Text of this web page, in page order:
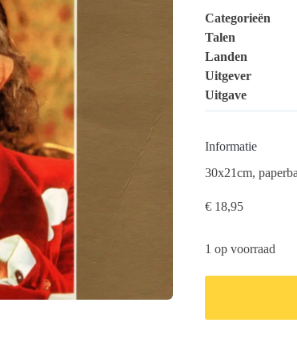
Categorieën
Talen
Landen
Uitgever
Uitgave
Informatie
30x21cm,
€ 18,95
1 op voorraad